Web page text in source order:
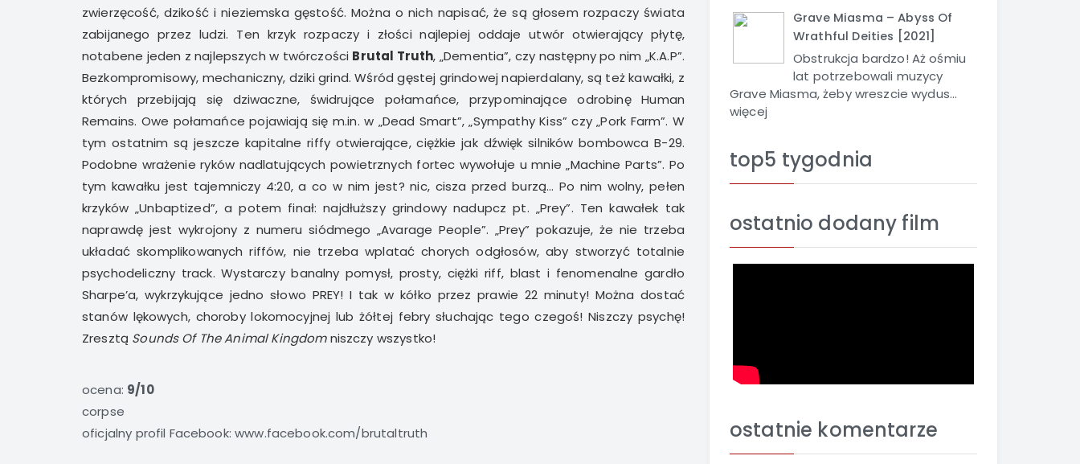
zwierzęcość, dzikość i nieziemska gęstość. Można o nich napisać, że są głosem rozpaczy świata
zabijanego przez ludzi. Ten krzyk rozpaczy i złości najlepiej oddaje utwór otwierający płytę,
notabene jeden z najlepszych w twórczości Brutal Truth, „Dementia”, czy następny po nim „K.A.P”.
Bezkompromisowy, mechaniczny, dziki grind. Wśród gęstej grindowej napierdalany, są też kawałki, z
których przebijają się dziwaczne, świdrujące połamańce, przypominające odrobinę Human
Remains. Owe połamańce pojawiają się m.in. w „Dead Smart”, „Sympathy Kiss” czy „Pork Farm”. W
tym ostatnim są jeszcze kapitalne riffy otwierające, ciężkie jak dźwięk silników bombowca B-29.
Podobne wrażenie ryków nadlatujących powietrznych fortec wywołuje u mnie „Machine Parts”. Po
tym kawałku jest tajemniczy 4:20, a co w nim jest? nic, cisza przed burzą… Po nim wolny, pełen
krzyków „Unbaptized”, a potem finał: najdłuższy grindowy nadupcz pt. „Prey”. Ten kawałek tak
naprawdę jest wykrojony z numeru siódmego „Avarage People”. „Prey” pokazuje, że nie trzeba
układać skomplikowanych riffów, nie trzeba wplatać chorych odgłosów, aby stworzyć totalnie
psychodeliczny track. Wystarczy banalny pomysł, prosty, ciężki riff, blast i fenomenalne gardło
Sharpe’a, wykrzykujące jedno słowo PREY! I tak w kółko przez prawie 22 minuty! Można dostać
stanów lękowych, choroby lokomocyjnej lub żółtej febry słuchając tego czegoś! Niszczy psychę!
Zresztą Sounds Of The Animal Kingdomniszczy wszystko!
ocena: 9/10
corpse
oficjalny profil Facebook:www.facebook.com/brutaltruth
Grave Miasma – Abyss Of
Wrathful Deities [2021]
Obstrukcja bardzo! Aż ośmiu
lat potrzebowali muzycy
Grave Miasma, żeby wreszcie wydus...
więcej
top5 tygodnia
ostatnio dodany film
ostatnie komentarze